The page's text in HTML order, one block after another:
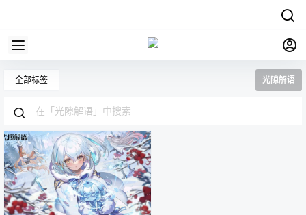
全部标签 光隙解语